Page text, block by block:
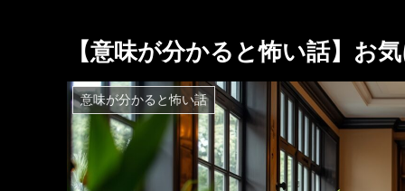
【意味が分かると怖い話】お
意味が分かると怖い話